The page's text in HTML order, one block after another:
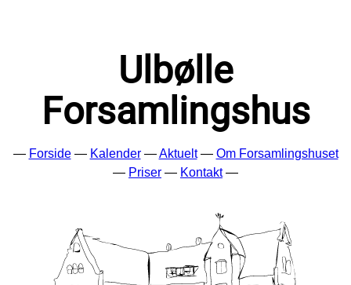
Ulbølle
Forsamlingshus
— Forside— Kalender—Aktuelt— Om Forsamlingshuset
— Priser — Kontakt—